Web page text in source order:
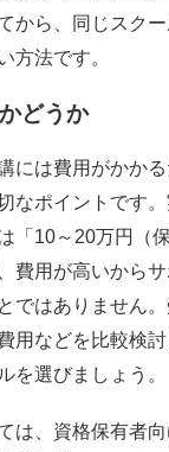
から、同じスク
方法です。
どうか
には費用がかか
なポイントです
「10～20万円（
費用が高いから
ではありません
用などを比較検
を選びましょう。
は、資格保有者